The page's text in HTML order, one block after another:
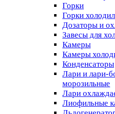
Горки
Горки
Дозаторы и
Завесы для
Камеры
Камеры
Конденсаторы
Лари и лари-
морозильные
Лари
Лиофильные